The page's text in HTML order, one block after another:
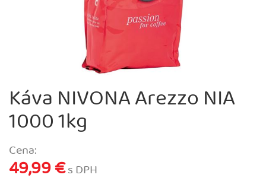
Káva NIVONA Arezzo NIA
1000 1kg
Cena:
49,99 €s DPH